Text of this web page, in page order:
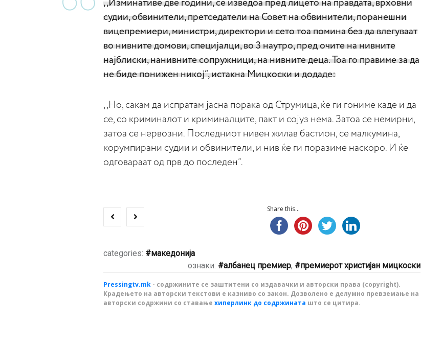
,,Изминативе две години, се изведоа пред лицето на правдата, врховни
судии, обвинители, претседатели на Совет на обвинители, поранешни
вицепремиери, министри, директори и сето тоа помина без да влегуваат
во нивните домови, специјалци, во 3 наутро, пред очите на нивните
најблиски, нанивните сопружници, на нивните деца. Тоа го правиме за да
не биде понижен никој“, истакна Мицкоски и додаде:
,,Но, сакам да испратам јасна порака од Струмица, ќе ги гониме каде и да
се, со криминалот и криминалците, пакт и сојуз нема. Затоа се немирни,
затоа се нервозни. Последниот нивен жилав бастион, се малкумина,
корумпирани судии и обвинители, и нив ќе ги поразиме наскоро. И ќе
одговараат од прв до последен“.
Share this...
categories:
македонија
ознаки:
албанец премиер, премиерот христијан мицкоски
Pressingtv.mk - содржините се заштитени со издавачки и авторски права (copyright).
Крадењето на авторски текстови е казниво со закон. Дозволено е делумно превземање на
авторски содржини со ставање хиперлинк до содржината што се цитира.